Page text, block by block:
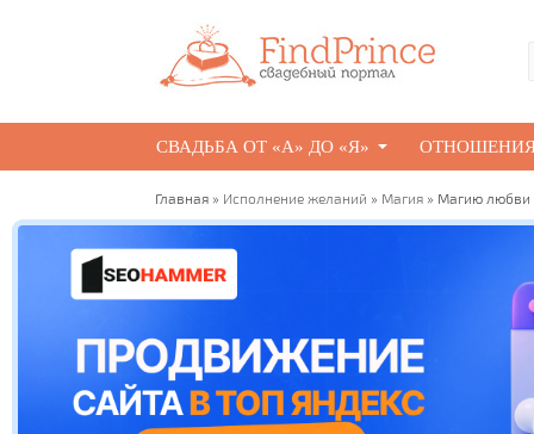
СВАДЬБА ОТ «А» ДО «Я»
Главная » Исполнение желаний » Магия » Магию любви